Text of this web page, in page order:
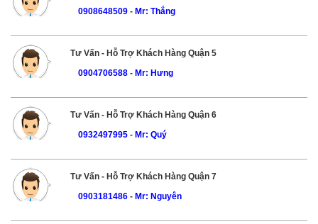
0908648509- Mr: Thắng
Tư Vấn - Hỗ Trợ Khách Hàng Quận 5
0904706588- Mr: Hưng
Tư Vấn - Hỗ Trợ Khách Hàng Quận 6
0932497995- Mr: Quý
Tư Vấn - Hỗ Trợ Khách Hàng Quận 7
0903181486- Mr: Nguyên